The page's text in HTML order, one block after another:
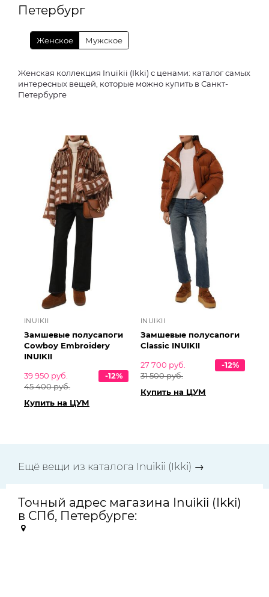
Петербург
Женское Мужское
Женская коллекция Inuikii (Ikki) с ценами: каталог самых
интересных вещей, которые можно купить в Санкт-
Петербурге
INUIKII
Замшевые полусапоги
Cowboy Embroidery
INUIKII
39 950 руб.
45 400 руб.
-12%
Купить на ЦУМ
INUIKII
Замшевые полусапоги
Classic INUIKII
27 700 руб.
31 500 руб.
-12%
Купить на ЦУМ
Ещё вещи из каталога Inuikii (Ikki) →
Точный адрес магазина Inuikii (Ikki)
в СПб, Петербурге: